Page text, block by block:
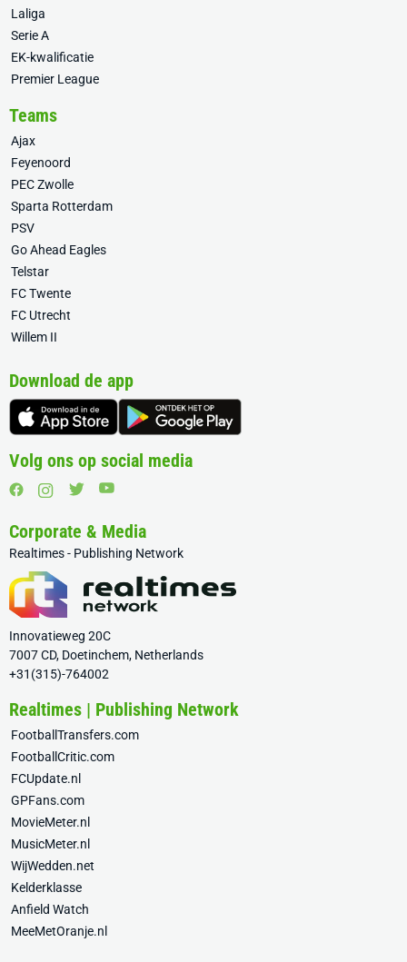
Laliga
Serie A
EK-kwalificatie
Premier League
Teams
Ajax
Feyenoord
PEC Zwolle
Sparta Rotterdam
PSV
Go Ahead Eagles
Telstar
FC Twente
FC Utrecht
Willem II
Download de app
Volg ons op social media
Corporate & Media
Realtimes - Publishing Network
Innovatieweg 20C
7007 CD, Doetinchem, Netherlands
+31(315)-764002
Realtimes | Publishing Network
FootballTransfers.com
FootballCritic.com
FCUpdate.nl
GPFans.com
MovieMeter.nl
MusicMeter.nl
WijWedden.net
Kelderklasse
Anfield Watch
MeeMetOranje.nl